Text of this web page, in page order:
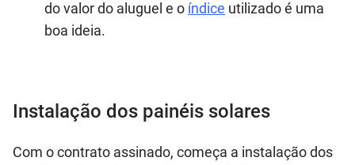
do valor do aluguel e o índice utilizado é uma
boa ideia.
Instalação dos painéis solares
Com o contrato assinado, começa a instalação dos